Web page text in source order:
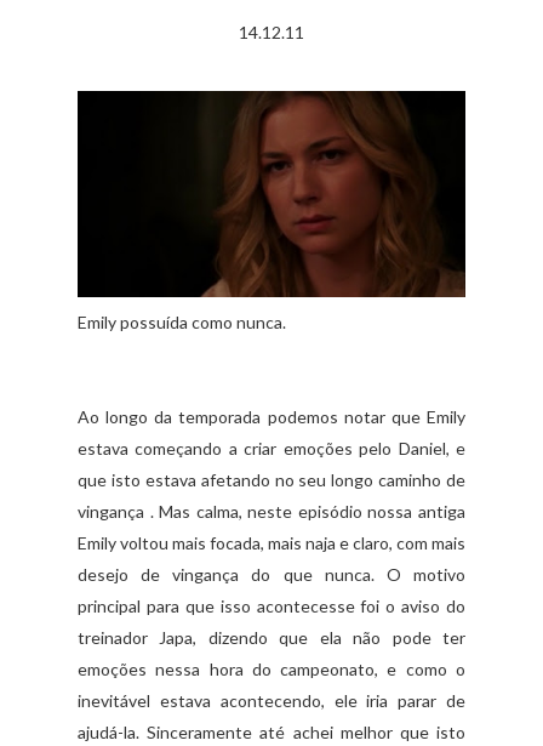
14.12.11
Emily possuída como nunca.
Ao longo da temporada podemos notar que Emily
estava começando a criar emoções pelo Daniel, e
que isto estava afetando no seu longo caminho de
vingança . Mas calma, neste episódio nossa antiga
Emily voltou mais focada, mais naja e claro, com mais
desejo de vingança do que nunca. O motivo
principal para que isso acontecesse foi o aviso do
treinador Japa, dizendo que ela não pode ter
emoções nessa hora do campeonato, e como o
inevitável estava acontecendo, ele iria parar de
ajudá-la. Sinceramente até achei melhor que isto